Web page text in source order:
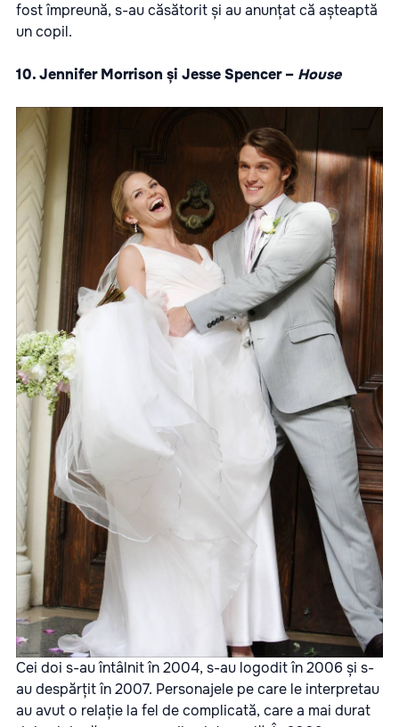
fost împreună, s-au căsătorit și au anunțat că așteaptă
un copil.
10. Jennifer Morrison și Jesse Spencer – House
Cei doi s-au întâlnit în 2004, s-au logodit în 2006 și s-
au despărțit în 2007. Personajele pe care le interpretau
au avut o relație la fel de complicată, care a mai durat